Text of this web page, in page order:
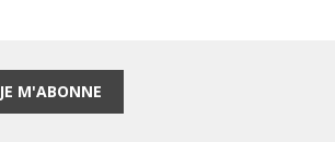
JE M'ABONNE